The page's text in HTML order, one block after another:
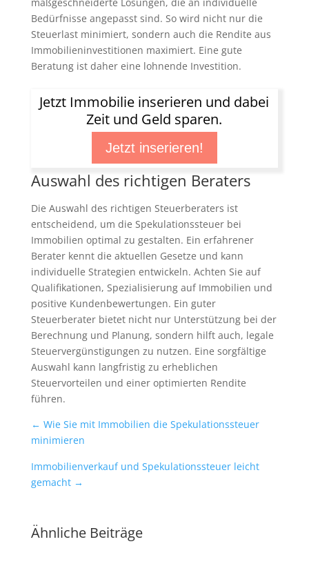
Bedürfnisse angepasst sind. So wird nicht nur die
Steuerlast minimiert, sondern auch die Rendite aus
Immobilieninvestitionen maximiert. Eine gute
Beratung ist daher eine lohnende Investition.
Jetzt Immobilie inserieren und dabei
Zeit und Geld sparen.
Jetzt inserieren!
Auswahl des richtigen Beraters
Die Auswahl des richtigen Steuerberaters ist
entscheidend, um die Spekulationssteuer bei
Immobilien optimal zu gestalten. Ein erfahrener
Berater kennt die aktuellen Gesetze und kann
individuelle Strategien entwickeln. Achten Sie auf
Qualifikationen, Spezialisierung auf Immobilien und
positive Kundenbewertungen. Ein guter
Steuerberater bietet nicht nur Unterstützung bei der
Berechnung und Planung, sondern hilft auch, legale
Steuervergünstigungen zu nutzen. Eine sorgfältige
Auswahl kann langfristig zu erheblichen
Steuervorteilen und einer optimierten Rendite
führen.
← Wie Sie mit Immobilien die Spekulationssteuer
minimieren
Immobilienverkauf und Spekulationssteuer leicht
gemacht→
Ähnliche Beiträge